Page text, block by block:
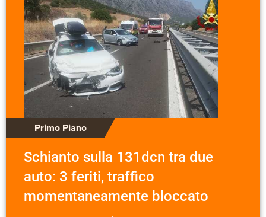
Primo Piano
Schianto sulla 131dcn tra due
auto: 3 feriti, traffico
momentaneamente bloccato